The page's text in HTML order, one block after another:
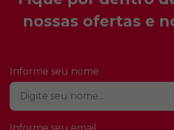
Fique por dentro
Informe seu nome